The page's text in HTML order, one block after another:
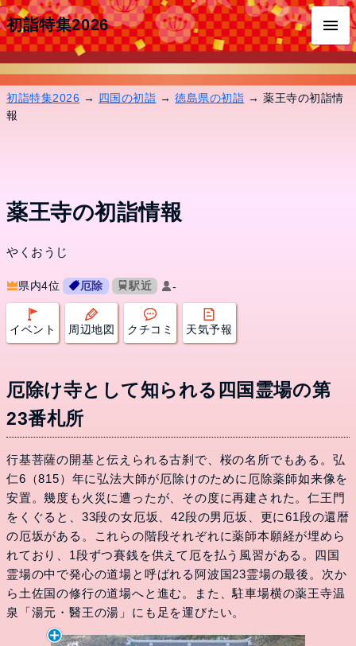
初詣特集2026
初詣特集2026 → 四国の初詣 →徳島県の初詣 → 薬王寺の初詣情
報
薬王寺の初詣情報
やくおうじ
県内4位 厄除 駅近 -
イベント 周辺地図 クチコミ 天気予報
厄除け寺として知られる四国霊場の第
23番札所
行基菩薩の開基と伝えられる古刹で、桜の名所でもある。弘
仁6（815）年に弘法大師が厄除けのために厄除薬師如来像を
安置。幾度も火災に遭ったが、その度に再建された。仁王門
をくぐると、33段の女厄坂、42段の男厄坂、更に61段の還暦
の厄坂がある。これらの階段それぞれに薬師本願経が埋めら
れており、1段ずつ賽銭を供えて厄を払う風習がある。四国
霊場の中で発心の道場と呼ばれる阿波国23霊場の最後。次か
ら土佐国の修行の道場へと進む。また、駐車場横の薬王寺温
泉「湯元・醫王の湯」にも足を運びたい。